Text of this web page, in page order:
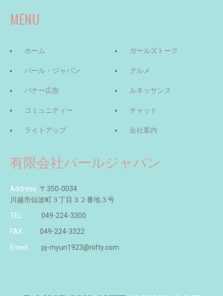
MENU
ホーム
パール・ジャパン
バナー広告
コミュニティー
ライトアップ
ガールズトーク
グルメ
ルネッサンス
チャット
会社案内
有限会社パールジャパン
Address 〒350-0034
川越市仙波町３丁目３２番地３号
TEL:
049-224-3300
FAX:
049-224-3322
Emeil:
pj-myun1923@nifty.com